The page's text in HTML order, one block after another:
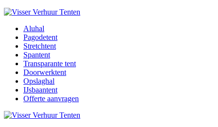
Aluhal
Pagodetent
Stretchtent
Spantent
Transparante tent
Doorwerktent
Opslaghal
IJsbaantent
Offerte aanvragen